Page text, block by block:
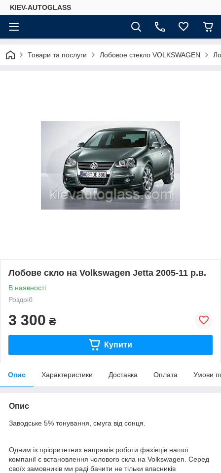
KIEV-AUTOGLASS
Товари та послуги Лобовое стекло VOLKSWAGEN
Лобове скло на Volkswagen Jetta 2005-11 р.в.
В наявності
Роздріб
3 300 ₴
Купити
Опис Характеристики Доставка Оплата Умови
Опис
Заводське 5% тонування, смуга від сонця.
Одним із пріоритетних напрямів роботи фахівців нашої
компанії є встановлення чолового скла на Volkswagen. Серед
своїх замовників ми раді бачити не тільки власників